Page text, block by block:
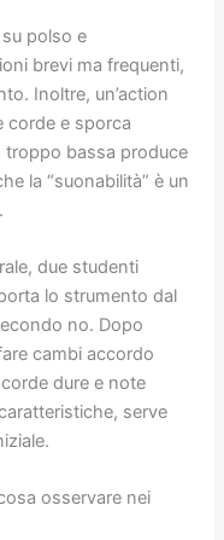
polso e
brevi ma frequenti,
Inoltre, un’action
corde e sporca
troppo bassa produce
la “suonabilità” è un
due studenti
lo strumento dal
no. Dopo
cambi accordo
dure e note
serve
osservare nei